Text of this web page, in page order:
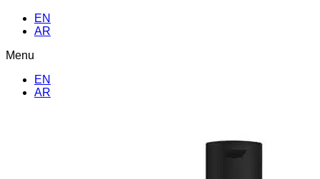
EN
AR
Menu
EN
AR